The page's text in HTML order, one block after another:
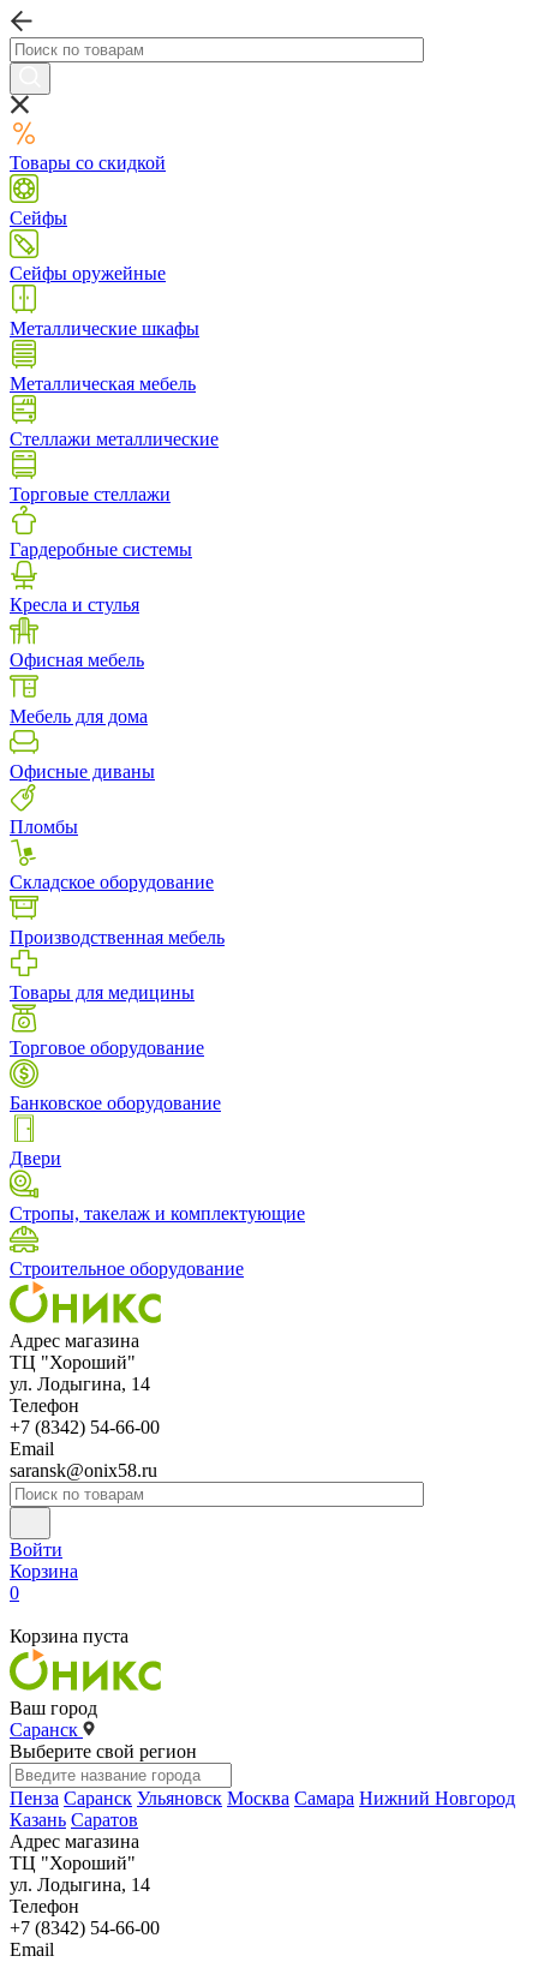
Товары со скидкой
Сейфы
Сейфы оружейные
Металлические шкафы
Металлическая мебель
Стеллажи металлические
Торговые стеллажи
Гардеробные системы
Кресла и стулья
Офисная мебель
Мебель для дома
Офисные диваны
Пломбы
Складское оборудование
Производственная мебель
Товары для медицины
Торговое оборудование
Банковское оборудование
Двери
Стропы, такелаж и комплектующие
Строительное оборудование
Адрес магазина
ТЦ "Хороший"
ул. Лодыгина, 14
Телефон
+7 (8342) 54-66-00
Email
saransk@onix58.ru
Войти
Корзина
0
Корзина пуста
Ваш город
Саранск
Выберите свой регион
Пенза Саранск Ульяновск Москва Самара Нижний Новгород
Казань Саратов
Адрес магазина
ТЦ "Хороший"
ул. Лодыгина, 14
Телефон
+7 (8342) 54-66-00
Email